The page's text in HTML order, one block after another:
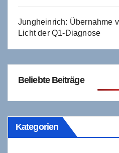
Jungheinrich: Übernahme
Licht der Q1-Diagnose
Beliebte Beiträge
Kategorien